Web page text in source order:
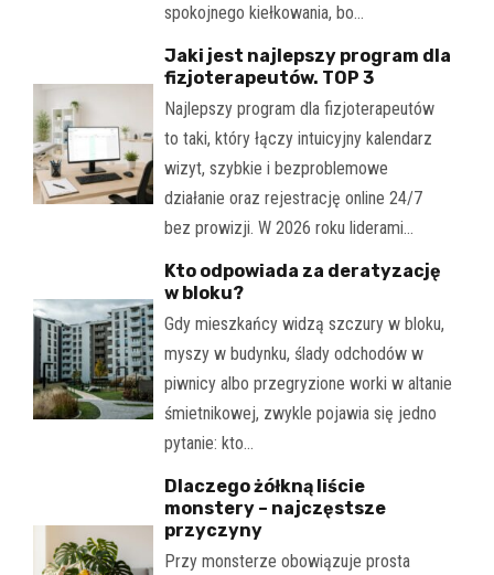
spokojnego kiełkowania, bo…
Jaki jest najlepszy program dla
fizjoterapeutów. TOP 3
Najlepszy program dla fizjoterapeutów
to taki, który łączy intuicyjny kalendarz
wizyt, szybkie i bezproblemowe
działanie oraz rejestrację online 24/7
bez prowizji. W 2026 roku liderami…
Kto odpowiada za deratyzację
w bloku?
Gdy mieszkańcy widzą szczury w bloku,
myszy w budynku, ślady odchodów w
piwnicy albo przegryzione worki w altanie
śmietnikowej, zwykle pojawia się jedno
pytanie: kto…
Dlaczego żółkną liście
monstery – najczęstsze
przyczyny
Przy monsterze obowiązuje prosta